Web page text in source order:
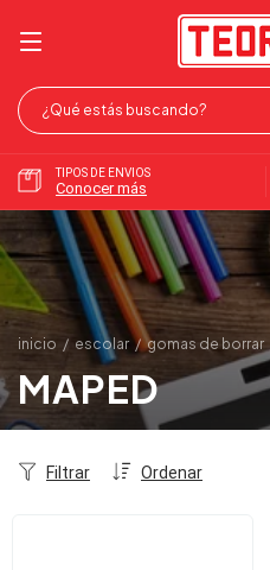
TIPOS DE ENVIOS
Conocer más
inicio / escolar / gomas de borrar
MAPED
Ordenar
Filtrar